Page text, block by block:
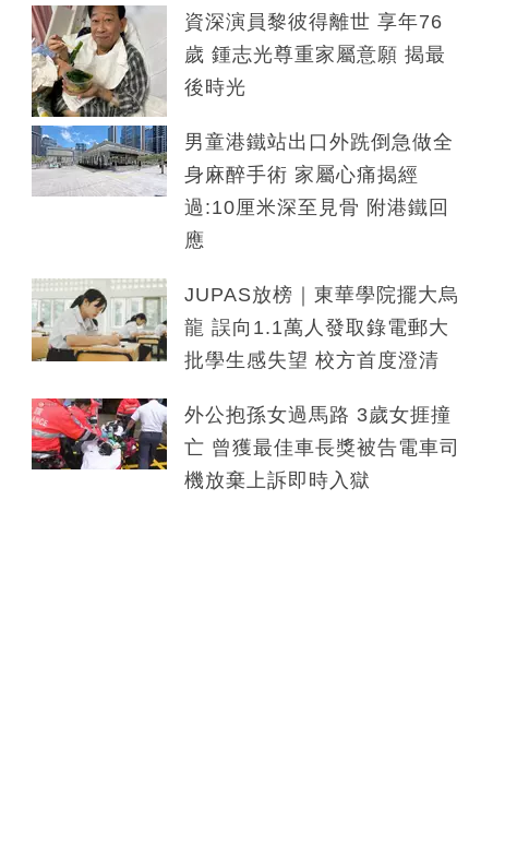
資深演員黎彼得離世 享年76
歲 鍾志光尊重家屬意願 揭最
後時光
男童港鐵站出口外跣倒急做全
身麻醉手術 家屬心痛揭經
過:10厘米深至見骨 附港鐵回
應
JUPAS放榜｜東華學院擺大烏
龍 誤向1.1萬人發取錄電郵大
批學生感失望 校方首度澄清
外公抱孫女過馬路 3歲女捱撞
亡 曾獲最佳車長獎被告電車司
機放棄上訴即時入獄